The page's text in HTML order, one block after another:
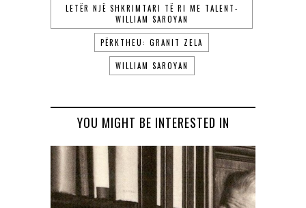
LETËR NJË SHKRIMTARI TË RI ME TALENT-
WILLIAM SAROYAN
PËRKTHEU: GRANIT ZELA
WILLIAM SAROYAN
YOU MIGHT BE INTERESTED IN